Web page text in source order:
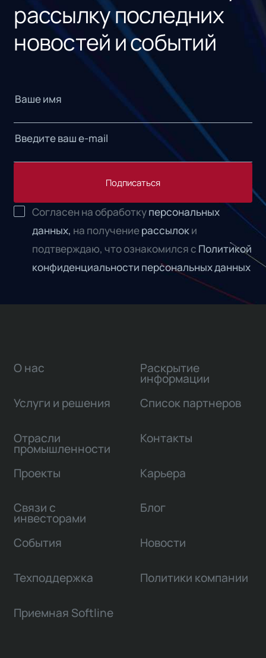
рассылку последних
новостей и событий
Подписаться
Согласен на обработкуперсональных
данных, на получениерассылоки
подтверждаю, что ознакомился с Политикой
конфиденциальности персональных данных
О нас
Услуги и решения
Отрасли
промышленности
Проекты
Связи с
инвесторами
Раскрытие
информации
Список партнеров
Контакты
Карьера
Блог
События Новости
Техподдержка Политики компании
Приемная Softline